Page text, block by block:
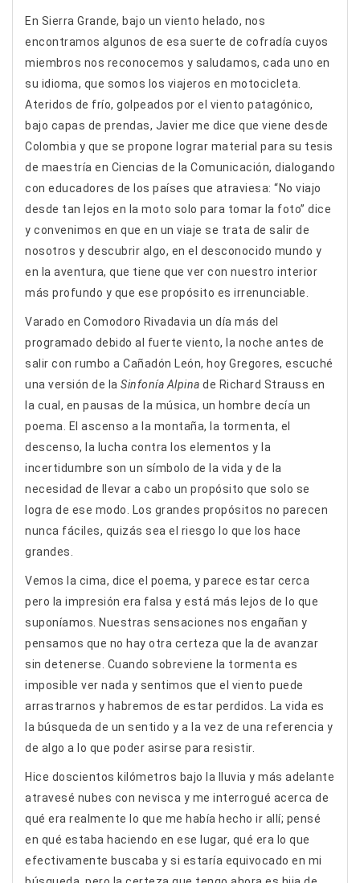
En Sierra Grande, bajo un viento helado, nos
encontramos algunos de esa suerte de cofradía cuyos
miembros nos reconocemos y saludamos, cada uno en
su idioma, que somos los viajeros en motocicleta.
Ateridos de frío, golpeados por el viento patagónico,
bajo capas de prendas, Javier me dice que viene desde
Colombia y que se propone lograr material para su tesis
de maestría en Ciencias de la Comunicación, dialogando
con educadores de los países que atraviesa: “No viajo
desde tan lejos en la moto solo para tomar la foto” dice
y convenimos en que en un viaje se trata de salir de
nosotros y descubrir algo, en el desconocido mundo y
en la aventura, que tiene que ver con nuestro interior
más profundo y que ese propósito es irrenunciable.
Varado en Comodoro Rivadavia un día más del
programado debido al fuerte viento, la noche antes de
salir con rumbo a Cañadón León, hoy Gregores, escuché
una versión de la Sinfonía Alpina de Richard Strauss en
la cual, en pausas de la música, un hombre decía un
poema. El ascenso a la montaña, la tormenta, el
descenso, la lucha contra los elementos y la
incertidumbre son un símbolo de la vida y de la
necesidad de llevar a cabo un propósito que solo se
logra de ese modo. Los grandes propósitos no parecen
nunca fáciles, quizás sea el riesgo lo que los hace
grandes.
Vemos la cima, dice el poema, y parece estar cerca
pero la impresión era falsa y está más lejos de lo que
suponíamos. Nuestras sensaciones nos engañan y
pensamos que no hay otra certeza que la de avanzar
sin detenerse. Cuando sobreviene la tormenta es
imposible ver nada y sentimos que el viento puede
arrastrarnos y habremos de estar perdidos. La vida es
la búsqueda de un sentido y a la vez de una referencia y
de algo a lo que poder asirse para resistir.
Hice doscientos kilómetros bajo la lluvia y más adelante
atravesé nubes con nevisca y me interrogué acerca de
qué era realmente lo que me había hecho ir allí; pensé
en qué estaba haciendo en ese lugar, qué era lo que
efectivamente buscaba y si estaría equivocado en mi